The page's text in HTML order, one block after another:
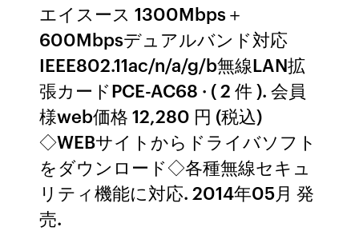
エイスース 1300Mbps＋
600Mbpsデュアルバンド対応
IEEE802.11ac/n/a/g/b無線LAN拡
張カードPCE-AC68 · ( 2 件 ). 会員
様web価格 12,280 円 (税込)
◇WEBサイトからドライバソフト
をダウンロード◇各種無線セキュ
リティ機能に対応. 2014年05月 発
売.